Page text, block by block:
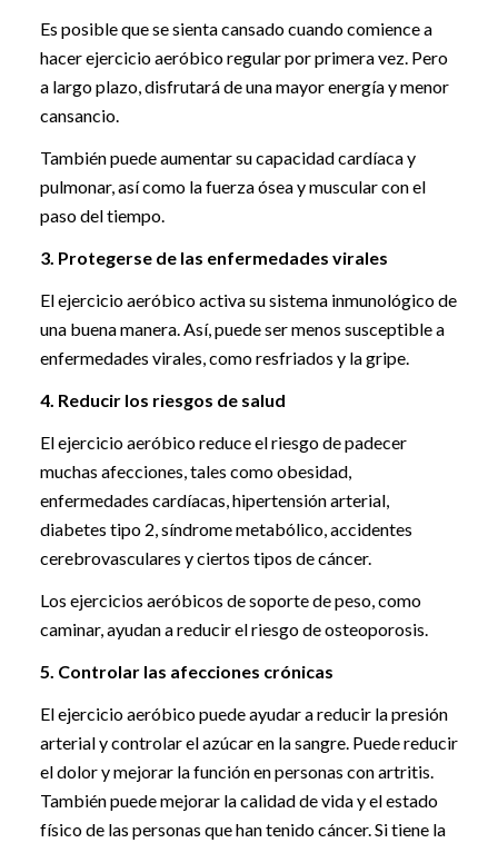
Es posible que se sienta cansado cuando comience a
hacer ejercicio aeróbico regular por primera vez. Pero
a largo plazo, disfrutará de una mayor energía y menor
cansancio.
También puede aumentar su capacidad cardíaca y
pulmonar, así como la fuerza ósea y muscular con el
paso del tiempo.
3. Protegerse de las enfermedades virales
El ejercicio aeróbico activa su sistema inmunológico de
una buena manera. Así, puede ser menos susceptible a
enfermedades virales, como resfriados y la gripe.
4. Reducir los riesgos de salud
El ejercicio aeróbico reduce el riesgo de padecer
muchas afecciones, tales como obesidad,
enfermedades cardíacas, hipertensión arterial,
diabetes tipo 2, síndrome metabólico, accidentes
cerebrovasculares y ciertos tipos de cáncer.
Los ejercicios aeróbicos de soporte de peso, como
caminar, ayudan a reducir el riesgo de osteoporosis.
5. Controlar las afecciones crónicas
El ejercicio aeróbico puede ayudar a reducir la presión
arterial y controlar el azúcar en la sangre. Puede reducir
el dolor y mejorar la función en personas con artritis.
También puede mejorar la calidad de vida y el estado
físico de las personas que han tenido cáncer. Si tiene la